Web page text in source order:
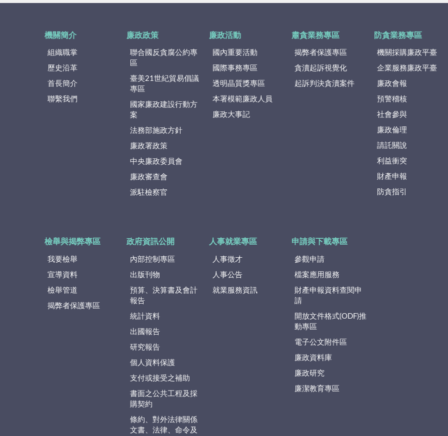
機關簡介
組織職掌
歷史沿革
首長簡介
聯繫我們
廉政政策
聯合國反貪腐公約專
區
臺美21世紀貿易倡議
專區
國家廉政建設行動方
案
法務部施政方針
廉政署政策
中央廉政委員會
廉政審查會
派駐檢察官
廉政活動
國內重要活動
國際事務專區
透明晶質獎專區
本署模範廉政人員
廉政大事記
肅貪業務專區
揭弊者保護專區
貪瀆起訴視覺化
起訴判決貪瀆案件
防貪業務專區
機關採購廉政平臺
企業服務廉政平臺
廉政會報
預警稽核
社會參與
廉政倫理
請託關說
利益衝突
財產申報
防貪指引
檢舉與揭弊專區
我要檢舉
宣導資料
檢舉管道
揭弊者保護專區
政府資訊公開
內部控制專區
出版刊物
預算、決算書及會計
報告
統計資料
出國報告
研究報告
個人資料保護
支付或接受之補助
書面之公共工程及採
購契約
條約、對外法律關係
文書、法律、命令及
人事就業專區
人事徵才
人事公告
就業服務資訊
申請與下載專區
參觀申請
檔案應用服務
財產申報資料查閱申
請
開放文件格式(ODF)推
動專區
電子公文附件區
廉政資料庫
廉政研究
廉潔教育專區